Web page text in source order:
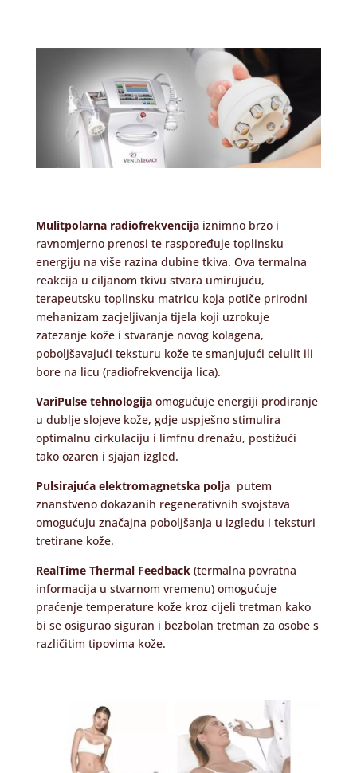
Mulitpolarna radiofrekvencijaiznimno brzo i
ravnomjerno prenosi te raspoređuje toplinsku
energiju na više razina dubine tkiva. Ova termalna
reakcija u ciljanom tkivu stvara umirujuću,
terapeutsku toplinsku matricu koja potiče prirodni
mehanizam zacjeljivanja tijela koji uzrokuje
zatezanje kože i stvaranje novog kolagena,
poboljšavajući teksturu kože te smanjujući celulit ili
bore na licu (radiofrekvencija lica).
VariPulse tehnologijaomogućuje energiji prodiranje
u dublje slojeve kože, gdje uspješno stimulira
optimalnu cirkulaciju i limfnu drenažu, postižući
tako ozaren i sjajan izgled.
Pulsirajuća elektromagnetska poljaputem
znanstveno dokazanih regenerativnih svojstava
omogućuju značajna poboljšanja u izgledu i teksturi
tretirane kože.
RealTime Thermal Feedback(termalna povratna
informacija u stvarnom vremenu) omogućuje
praćenje temperature kože kroz cijeli tretman kako
bi se osigurao siguran i bezbolan tretman za osobe s
različitim tipovima kože.